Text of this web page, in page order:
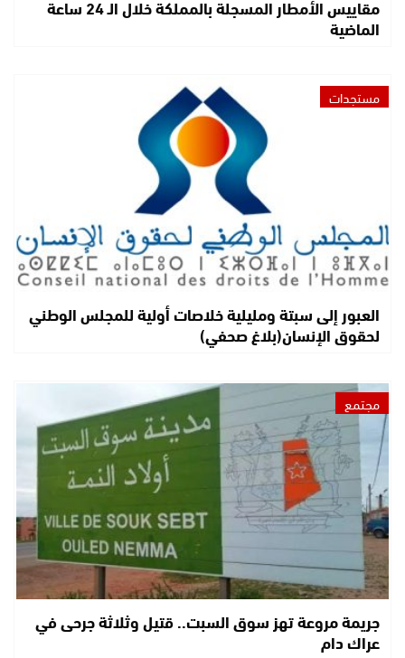
مقاييس الأمطار المسجلة بالمملكة خلال الـ 24 ساعة
الماضية
مستجدات
العبور إلى سبتة ومليلية خلاصات أولية للمجلس الوطني
لحقوق الإنسان(بلاغ صحفي)
مجتمع
جريمة مروعة تهز سوق السبت.. قتيل وثلاثة جرحى في
عراك دام